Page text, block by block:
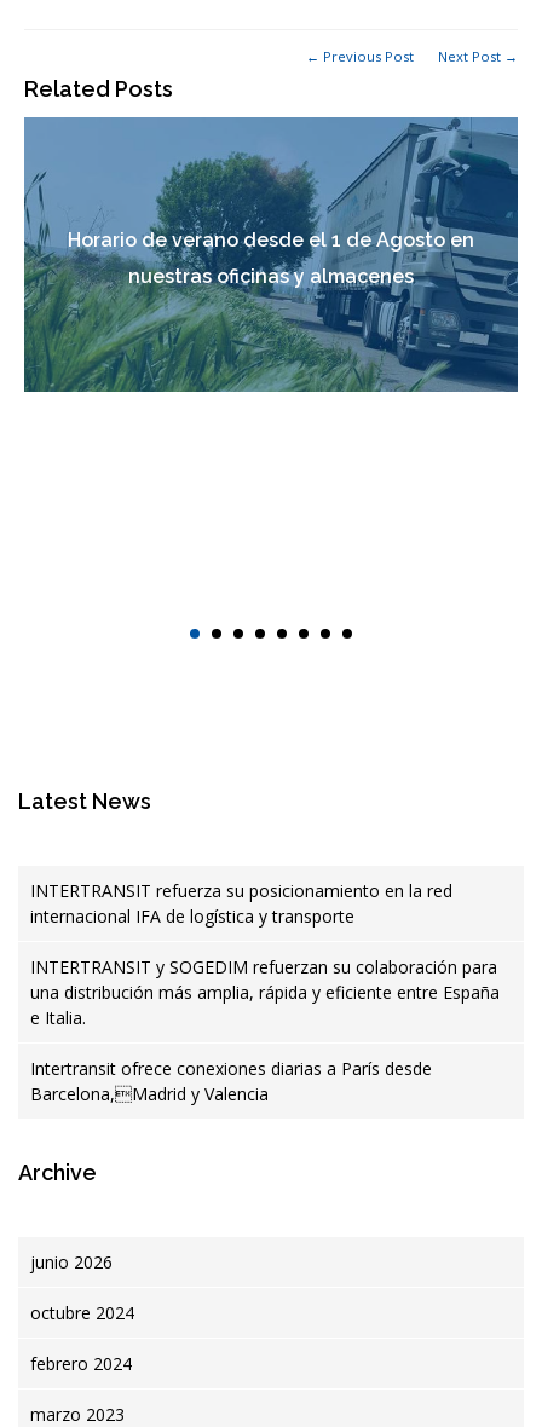
Related Posts
← Previous Post Next Post →
Horario de verano desde el 1 de Agosto en
nuestras oficinas y almacenes
Latest News
INTERTRANSIT refuerza su posicionamiento en la red
internacional IFA de logística y transporte
INTERTRANSIT y SOGEDIM refuerzan su colaboración para
una distribución más amplia, rápida y eficiente entre España
e Italia.
Intertransit ofrece conexiones diarias a París desde
Barcelona,Madrid y Valencia
Archive
junio 2026
octubre 2024
febrero 2024
marzo 2023